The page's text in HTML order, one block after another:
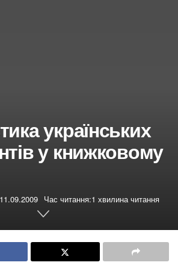
українських
у книжковому
11.09.2009 Час читання:1 хвилина читання